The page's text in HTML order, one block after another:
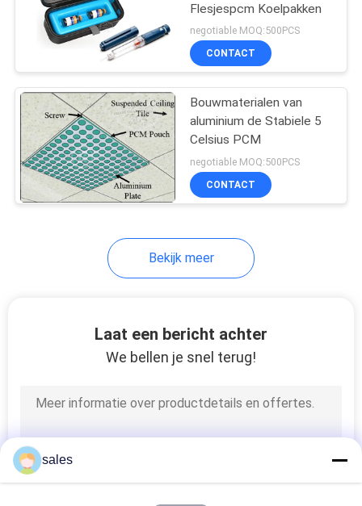
PRIVACY
POLICY
Flesjespcm Koelpakken
negotiable MOQ:500PCS
CONTACT
Bouwmaterialen van
aluminium de Stabiele 5
Celsius PCM
negotiable MOQ:500PCS
CONTACT
Bekijk meer
Laat een bericht achter
We bellen je snel terug!
sales